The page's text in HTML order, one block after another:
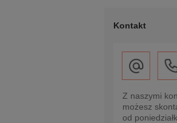
Kontakt
Z naszymi
możesz
od